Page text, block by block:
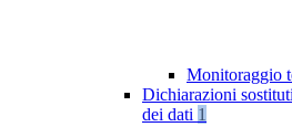
Monitoraggio
Dichiarazioni
dei dati 1